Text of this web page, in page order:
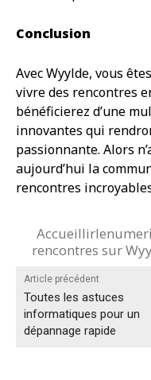
Conclusion
Avec Wyylde, vous
vivre des rencontres
bénéficierez d’une
innovantes qui
passionnante. Alors
aujourd’hui la
rencontres
rencontres sur
Article précédent
Toutes les astuces
informatiques pour un
dépannage rapide